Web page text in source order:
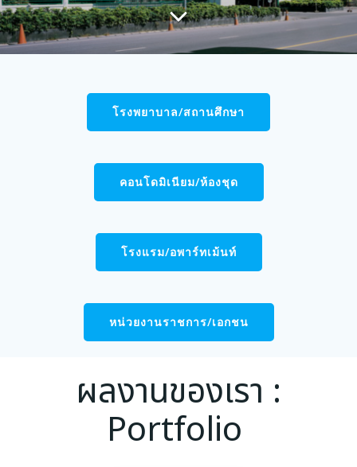
โรงพยาบาล/สถานศึกษา
คอนโดมิเนียม/ห้องชุด
โรงแรม/อพาร์ทเม้นท์
หน่วยงานราชการ/เอกชน
ผลงานของเรา :
Portfolio